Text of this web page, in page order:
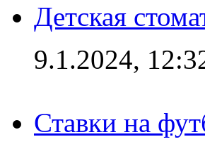
Детская
9.1.2024,
Ставки на